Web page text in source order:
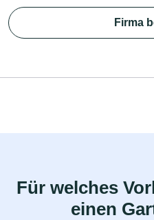
Firma
Für welches
einen